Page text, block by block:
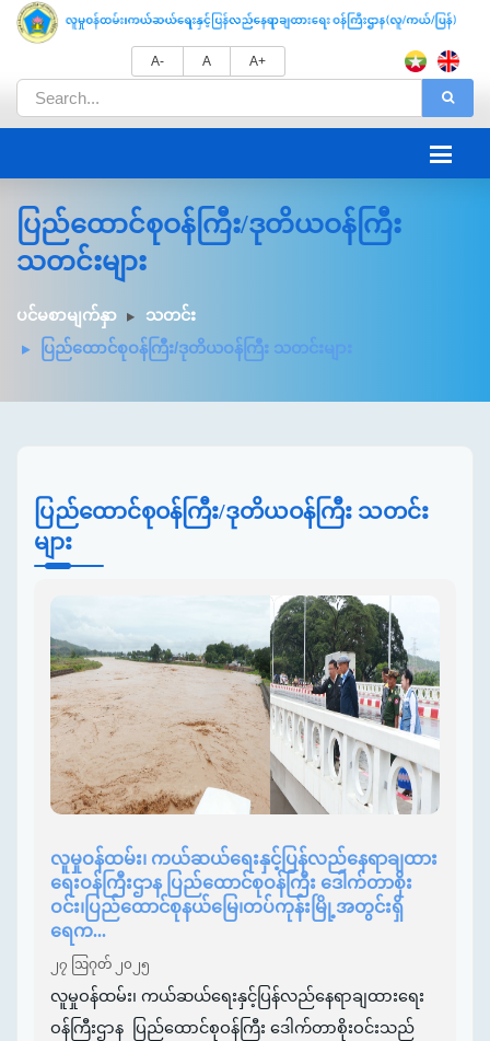
A- A A+
ပြည်ထောင်စုဝန်ကြီး/ဒုတိယဝန်ကြီး
သတင်းများ
ပင်မစာမျက်နှာ
သတင်း
ပြည်ထောင်စုဝန်ကြီး/ဒုတိယဝန်ကြီး သတင်းများ
ပြည်ထောင်စုဝန်ကြီး/ဒုတိယဝန်ကြီး သတင်း
များ
လူမှုဝန်ထမ်း၊ ကယ်ဆယ်ရေးနှင့်ပြန်လည်နေရာချထား
ရေးဝန်ကြီးဌာန ပြည်ထောင်စုဝန်ကြီး ဒေါက်တာစိုး
ဝင်း၊ပြည်ထောင်စုနယ်မြေ၊တပ်ကုန်းမြို့အတွင်းရှိ
ရေက...
၂၇ ဩဂုတ် ၂၀၂၅
လူမှုဝန်ထမ်း၊ ကယ်ဆယ်ရေးနှင့်ပြန်လည်နေရာချထားရေး
ဝန်ကြီးဌာန ပြည်ထောင်စုဝန်ကြီး ဒေါက်တာစိုးဝင်းသည်